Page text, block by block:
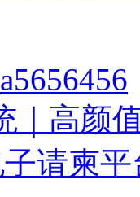
a5656456